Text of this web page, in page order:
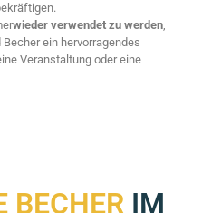
wieder verwendet zu werden,
ein hervorragendes
Veranstaltung oder eine
BECHER IM